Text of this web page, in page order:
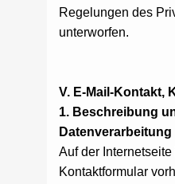
Regelungen des
unterworfen.
V. E-Mail-Kontakt,
1. Beschreibung
Datenverarbeitung
Auf der Internetseite
Kontaktformular